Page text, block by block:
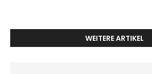
WEITERE ARTIKEL